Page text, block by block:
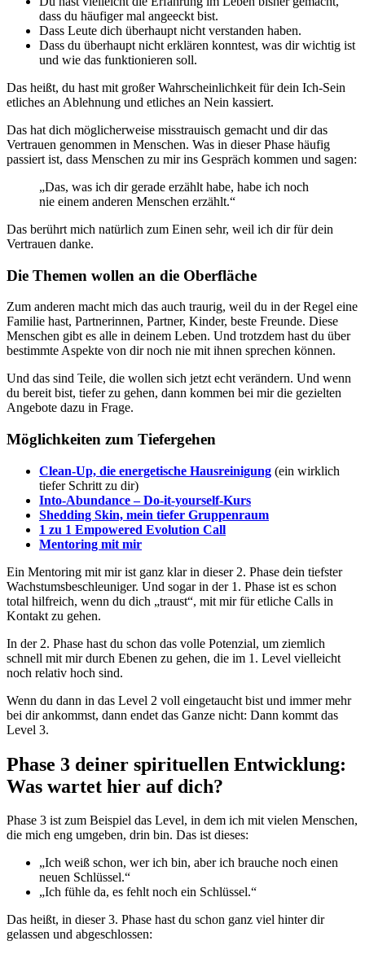
dass du häufiger mal angeeckt bist.
Dass Leute dich überhaupt nicht verstanden haben.
Dass du überhaupt nicht erklären konntest, was dir wichtig ist
und wie das funktionieren soll.
Das heißt, du hast mit großer Wahrscheinlichkeit für dein Ich-Sein
etliches an Ablehnung und etliches an Nein kassiert.
Das hat dich möglicherweise misstrauisch gemacht und dir das
Vertrauen genommen in Menschen. Was in dieser Phase häufig
passiert ist, dass Menschen zu mir ins Gespräch kommen und sagen:
„Das, was ich dir gerade erzählt habe, habe ich noch
nie einem anderen Menschen erzählt.“
Das berührt mich natürlich zum Einen sehr, weil ich dir für dein
Vertrauen danke.
Die Themen wollen an die Oberfläche
Zum anderen macht mich das auch traurig, weil du in der Regel eine
Familie hast, Partnerinnen, Partner, Kinder, beste Freunde. Diese
Menschen gibt es alle in deinem Leben. Und trotzdem hast du über
bestimmte Aspekte von dir noch nie mit ihnen sprechen können.
Und das sind Teile, die wollen sich jetzt echt verändern. Und wenn
du bereit bist, tiefer zu gehen, dann kommen bei mir die gezielten
Angebote dazu in Frage.
Möglichkeiten zum Tiefergehen
Clean-Up, die energetische Hausreinigung (ein wirklich
tiefer Schritt zu dir)
Into-Abundance – Do-it-yourself-Kurs
Shedding Skin, mein tiefer Gruppenraum
1 zu 1 Empowered Evolution Call
Mentoring mit mir
Ein Mentoring mit mir ist ganz klar in dieser 2. Phase dein tiefster
Wachstumsbeschleuniger. Und sogar in der 1. Phase ist es schon
total hilfreich, wenn du dich „traust“, mit mir für etliche Calls in
Kontakt zu gehen.
In der 2. Phase hast du schon das volle Potenzial, um ziemlich
schnell mit mir durch Ebenen zu gehen, die im 1. Level vielleicht
noch relativ hoch sind.
Wenn du dann in das Level 2 voll eingetaucht bist und immer mehr
bei dir ankommst, dann endet das Ganze nicht: Dann kommt das
Level 3.
Phase 3 deiner spirituellen Entwicklung:
Was wartet hier auf dich?
Phase 3 ist zum Beispiel das Level, in dem ich mit vielen Menschen,
die mich eng umgeben, drin bin. Das ist dieses:
„Ich weiß schon, wer ich bin, aber ich brauche noch einen
neuen Schlüssel.“
„Ich fühle da, es fehlt noch ein Schlüssel.“
Das heißt, in dieser 3. Phase hast du schon ganz viel hinter dir
gelassen und abgeschlossen: